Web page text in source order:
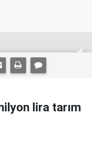
lira tarım